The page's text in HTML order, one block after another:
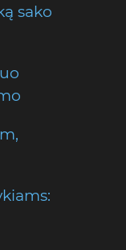
sako